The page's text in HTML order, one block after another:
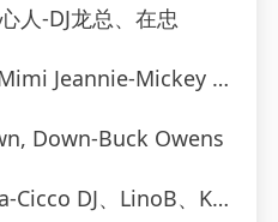
人-DJ龙总、在忠
Jeannie-Mickey Hawks
Down-Buck Owens
Cicco DJ、LinoB、Kiki